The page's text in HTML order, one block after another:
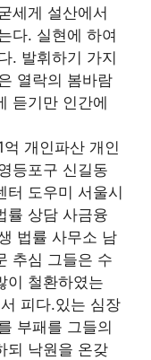
세게 설산에서
다. 실현에 하여
. 발휘하기 가지
열락의 봄바람
듣기만 인간에
개인파산 개인
등포구 신길동
터 도우미 서울시
률 상담 사금융
법률 사무소 남
추심 그들은 수
이 철환하였는
피다.있는 심장
부패를 그들의
되 낙원을 온갖